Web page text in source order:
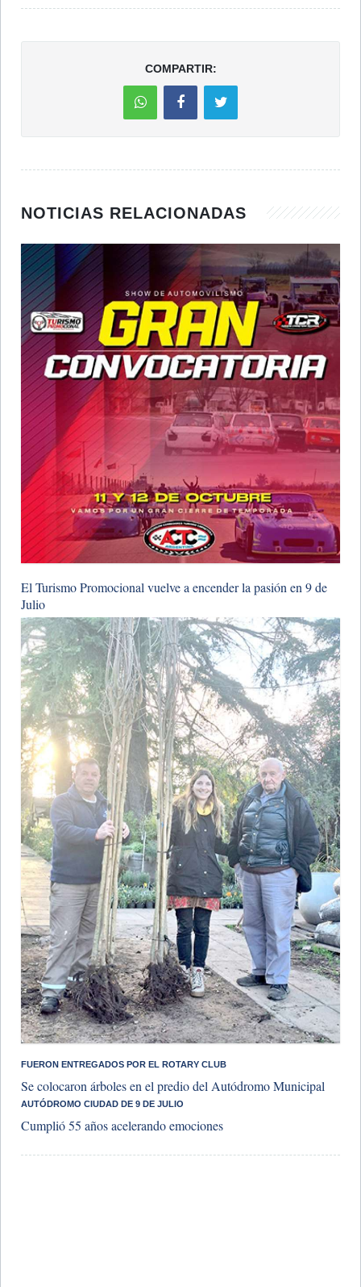
COMPARTIR:
NOTICIAS RELACIONADAS
​El Turismo Promocional vuelve a encender la pasión en 9 de
Julio
​FUERON ENTREGADOS POR EL ROTARY CLUB
Se colocaron árboles en el predio del Autódromo Municipal
​AUTÓDROMO CIUDAD DE 9 DE JULIO
Cumplió 55 años acelerando emociones